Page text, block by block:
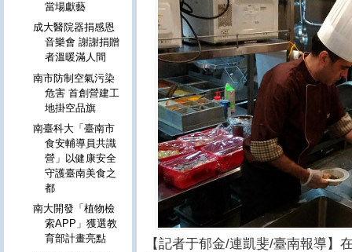
【記者于郁金/連凱斐/臺南報導】
當場獻藝
成大醫院器捐感恩
音樂會 謝謝捐贈
者溫暖滿人間
南市防制空氣污染
危害 首創營建工
地掛空品旗
南臺科大「臺南市
食安輔導員共識
營」以健康安全
守護臺南美食之
都
南大開發「植物檢
索APP」獲選教
育部計畫亮點